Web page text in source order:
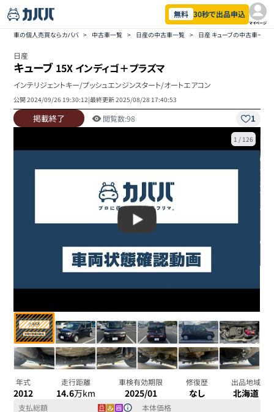
無料 30秒で出品申込
マイページ
車の個人売買ならカババ > 中古車一覧 > 日産の中古車一覧 > 日産 キューブの中古車一覧
日産
キューブ 15X インディゴ＋プラズマ
インテリジェントキー/プッシュエンジンスタート/オートエアコン
公開2024/09/26 19:30:12|最終更新2025/08/28 17:40:53
掲載終了 閲覧数:98 1
1 / 126
年式
2012
走行距離
14.6万km
車検有効期限
2025/01
修復歴
なし
出品地域
北海道
支払総額 本体価格